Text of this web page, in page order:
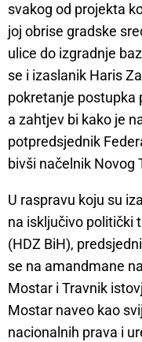
svakog od projekta
joj obrise gradske
ulice do izgradnje
se i izaslanik Haris
pokretanje postupka
a zahtjev bi kako je
potpredsjednik
bivši načelnik Novog
U raspravu koju su
na isključivo politički
(HDZ BiH),
se na amandmane
Mostar i Travnik
Mostar naveo kao
nacionalnih prava i